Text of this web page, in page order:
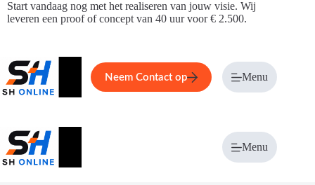
Ga
naar
Start vandaag nog met het realiseren van jouw visie. Wij
leveren een proof of concept van 40 uur voor € 2.500.
Home Service Over ons
Neem Contact op Menu
Menu